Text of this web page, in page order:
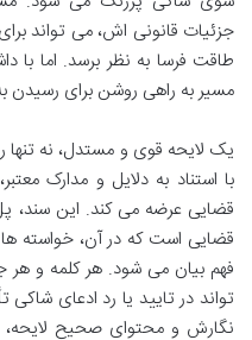
جزئیات قانونی اش، می تواند
طاقت فرسا به نظر برسد. اما با
مسیر به راهی روشن برای
یک لایحه قوی و مستدل، نه تنها
با استناد به دلایل و مدارک
قضایی عرضه می کند. این سند،
قضایی است که در آن، خواسته
فهم بیان می شود. هر کلمه و هر
تواند در تایید یا رد ادعای شاکی
نگارش و محتوای صحیح لایحه،